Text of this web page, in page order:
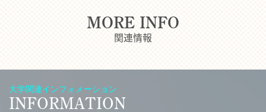
MORE INFO
関連情報
大学関連インフォメーション
INFORMATION